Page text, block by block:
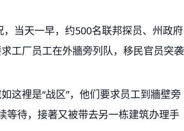
当天一早，约500名联邦探员、州政府
工厂员工在外牆旁列队，移民官员突袭
这裡是“战区”，他们要求员工到牆壁旁
等待，接著又被带去另一栋建筑办理手